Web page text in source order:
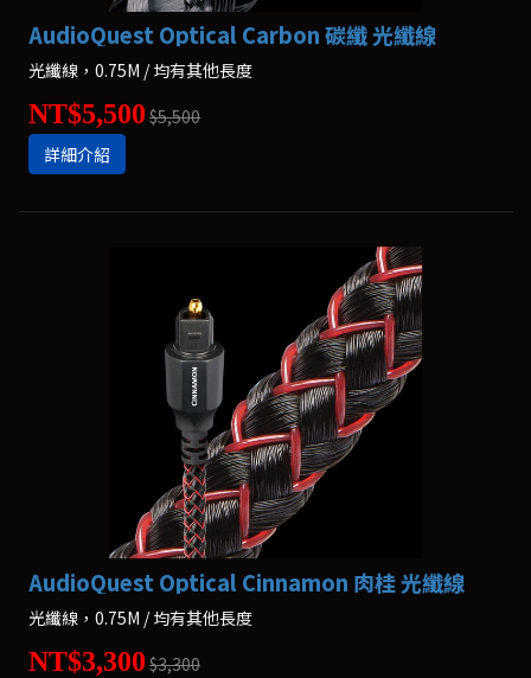
AudioQuest Optical Carbon 碳纖 光纖線
光纖線，0.75M / 均有其他長度
NT$5,500 $5,500
詳細介紹
AudioQuest Optical Cinnamon 肉桂 光纖線
光纖線，0.75M / 均有其他長度
NT$3,300 $3,300